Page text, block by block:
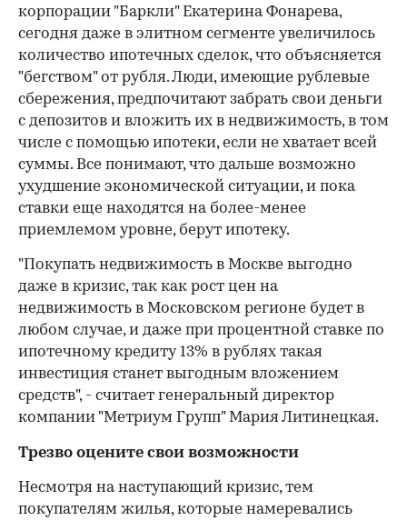
корпорации "Баркли" Екатерина Фонарева,
сегодня даже в элитном сегменте увеличилось
количество ипотечных сделок, что объясняется
"бегством" от рубля. Люди, имеющие рублевые
сбережения, предпочитают забрать свои деньги
с депозитов и вложить их в недвижимость, в том
числе с помощью ипотеки, если не хватает всей
суммы. Все понимают, что дальше возможно
ухудшение экономической ситуации, и пока
ставки еще находятся на более-менее
приемлемом уровне, берут ипотеку.
"Покупать недвижимость в Москве выгодно
даже в кризис, так как рост цен на
недвижимость в Московском регионе будет в
любом случае, и даже при процентной ставке по
ипотечному кредиту 13% в рублях такая
инвестиция станет выгодным вложением
средств", - считает генеральный директор
компании "Метриум Групп" Мария Литинецкая.
Трезво оцените свои возможности
Несмотря на наступающий кризис, тем
покупателям жилья, которые намеревались